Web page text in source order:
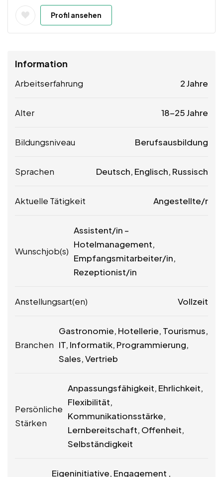
Profil ansehen
Information
Arbeitserfahrung 2 Jahre
Alter 18-25 Jahre
Bildungsniveau Berufsausbildung
Sprachen Deutsch, Englisch, Russisch
Aktuelle Tätigkeit Angestellte/r
Wunschjob(s)
Assistent/in –
Hotelmanagement,
Empfangsmitarbeiter/in,
Rezeptionist/in
Anstellungsart(en) Vollzeit
Branchen
Gastronomie, Hotellerie, Tourismus,
IT, Informatik, Programmierung,
Sales, Vertrieb
Persönliche
Stärken
Anpassungsfähigkeit, Ehrlichkeit,
Flexibilität,
Kommunikationsstärke,
Lernbereitschaft, Offenheit,
Selbständigkeit
Eigeninitiative, Engagement ,